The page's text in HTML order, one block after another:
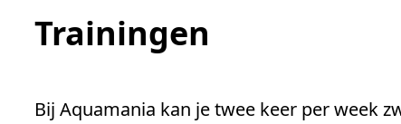
Trainingen
Bij Aquamania kan je twee keer per week